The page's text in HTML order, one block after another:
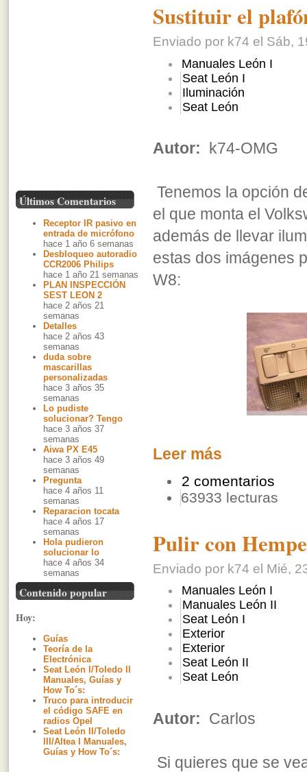
Últimos Comentarios
Receptor IR pasivo en
entrada de micrófono
hace 1 año 6 semanas
Desbloqueo autoradio
CCR2006 Philips
hace 1 año 21 semanas
PLAN INSPECCIÓN
SEST LEON 2
hace 2 años 21
semanas
Detalles
hace 2 años 43
semanas
duda sobre
mascarillas
personalizadas
hace 3 años 35
semanas
Lo pudiste
solucionar? Tengo
hace 3 años 37
semanas
Aiwa PX E45
hace 3 años 49
semanas
Pregunta
hace 4 años 11
semanas
Reparacion tocata
hace 4 años 17
semanas
Hola pudieron
solucionar lo
hace 4 años 34
semanas
Contenido popular
Hoy:
Guías
Teoría de la
Electrónica
Seat León I/Toledo II
Manuales, Guías y
How To´s:
Truco para introducir
el código SAFE en
radios Opel
Seat León II/Toledo
III/Altea I Manuales,
Guías y How To´s:
Sustituir el
Enviado por k74 el Sáb,
Manuales León I
Seat León I
Iluminación
Seat León
Autor: k74-OMG
Tenemos la opción
el que monta el
además de llevar
estas dos imágenes
W8:
Leer más
2 comentarios
63933 lecturas
Pulir con
Enviado por k74 el Mié,
Manuales León I
Manuales León II
Seat León I
Exterior
Exterior
Seat León II
Seat León
Autor: Carlos
Si quieres que se